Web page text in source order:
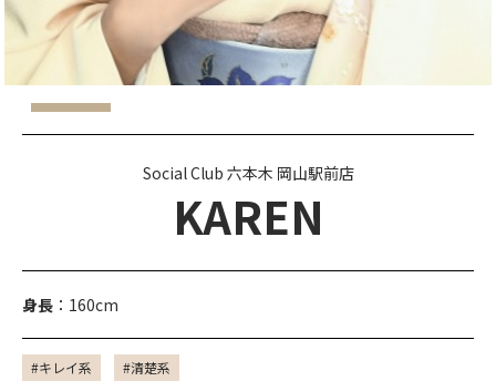
Social Club 六本木 岡山駅前店
KAREN
身長 ：160cm
#キレイ系 #清楚系